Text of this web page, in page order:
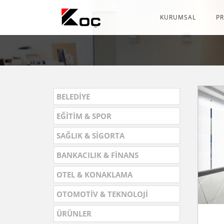
KURUMSAL
BELEDİYE
EĞİTİM & SPOR
SAĞLIK & SİGORTA
BANKACILIK & FİNANS
OTEL & KONAKLAMA
OTOMOTİV & TEKNOLOJİ
ÜRÜNLER